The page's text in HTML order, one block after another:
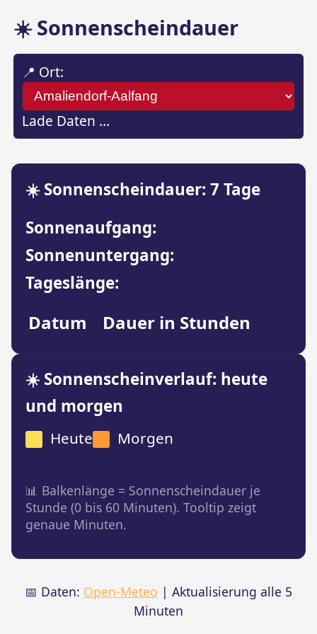
☀️ Sonnenscheindauer
📍 Ort:
Lade Daten …
☀️ Sonnenscheindauer: 7 Tage
Sonnenaufgang:
Sonnenuntergang:
Tageslänge:
Datum Dauer in Stunden
☀️ Sonnenscheinverlauf: heute
und morgen
Heute Morgen
📊 Balkenlänge = Sonnenscheindauer je
Stunde (0 bis 60 Minuten). Tooltip zeigt
genaue Minuten.
📅 Daten: Open-Meteo | Aktualisierung alle 5
Minuten